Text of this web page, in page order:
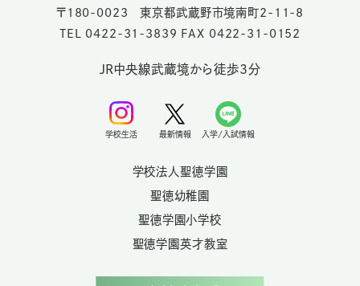
〒180-0023 東京都武蔵野市境南町2-11-8
TEL 0422-31-3839 FAX 0422-31-0152
JR中央線武蔵境から徒歩3分
学校生活 最新情報 入学/入試情報
学校法人聖徳学園
聖徳幼稚園
聖徳学園小学校
聖徳学園英才教室